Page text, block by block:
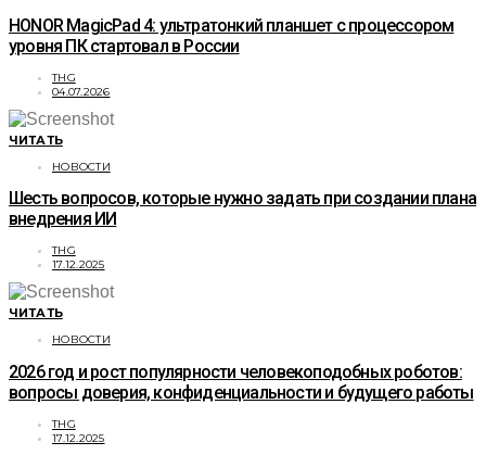
HONOR MagicPad 4: ультратонкий планшет с процессором
уровня ПК стартовал в России
THG
04.07.2026
ЧИТАТЬ
НОВОСТИ
Шесть вопросов, которые нужно задать при создании плана
внедрения ИИ
THG
17.12.2025
ЧИТАТЬ
НОВОСТИ
2026 год и рост популярности человекоподобных роботов:
вопросы доверия, конфиденциальности и будущего работы
THG
17.12.2025